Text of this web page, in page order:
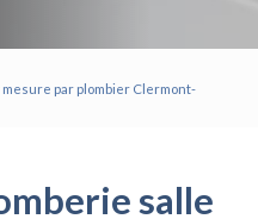
par plombier Clermont-
salle